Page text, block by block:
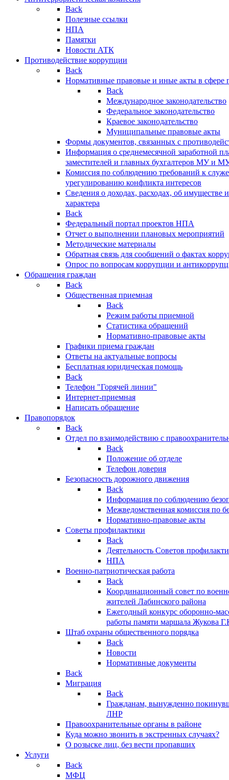
Back
Полезные ссылки
НПА
Памятки
Новости АТК
Противодействие коррупции
Back
Нормативные правовые и иные акты в сфере
Back
Международное законодательство
Федеральное законодательство
Краевое законодательство
Муниципальные правовые акты
Формы документов, связанных с
Информация о среднемесячной заработной
заместителей и главных бухгалтеров МУ и
Комиссия по соблюдению требований к
урегулированию конфликта интересов
Сведения о доходах, расходах, об имуществе
характера
Back
Федеральный портал проектов НПА
Отчет о выполнении плановых мероприятий
Методические материалы
Обратная связь для сообщений о фактах
Опрос по вопросам коррупции и
Обращения граждан
Back
Общественная приемная
Back
Режим работы приемной
Статистика обращений
Нормативно-правовые акты
Графики приема граждан
Ответы на актуальные вопросы
Бесплатная юридическая помощь
Back
Телефон "Горячей линии"
Интернет-приемная
Написать обращение
Правопорядок
Back
Отдел по взаимодействию с
Back
Положение об отделе
Телефон доверия
Безопасность дорожного движения
Back
Информация по соблюдению
Межведомственная комиссия по
Нормативно-правовые акты
Советы профилактики
Back
Деятельность Советов
НПА
Военно-патриотическая работа
Back
Координационный совет по
жителей Лабинского района
Ежегодный конкурс оборонно-
работы памяти маршала Жукова
Штаб охраны общественного порядка
Back
Новости
Нормативные документы
Back
Миграция
Back
Гражданам, вынужденно
ЛНР
Правоохранительные органы в районе
Куда можно звонить в экстренных случаях?
О розыске лиц, без вести пропавших
Услуги
Back
МФЦ